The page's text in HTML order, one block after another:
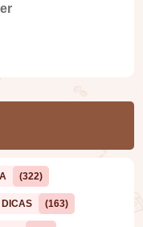
(322)
DICAS (163)